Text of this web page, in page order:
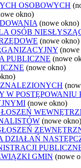
OSOBOWYCH
okno)
(nowe okno)
OSÓB
(nowe okno)
PUBLICZNE (nowe
(nowe okno)
W
(nowe okno)
(nowe okno)
DZIAŁAŃ
GMIN (nowe